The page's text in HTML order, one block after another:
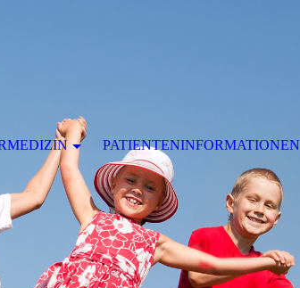
PATIENTENINFORMATIONEN